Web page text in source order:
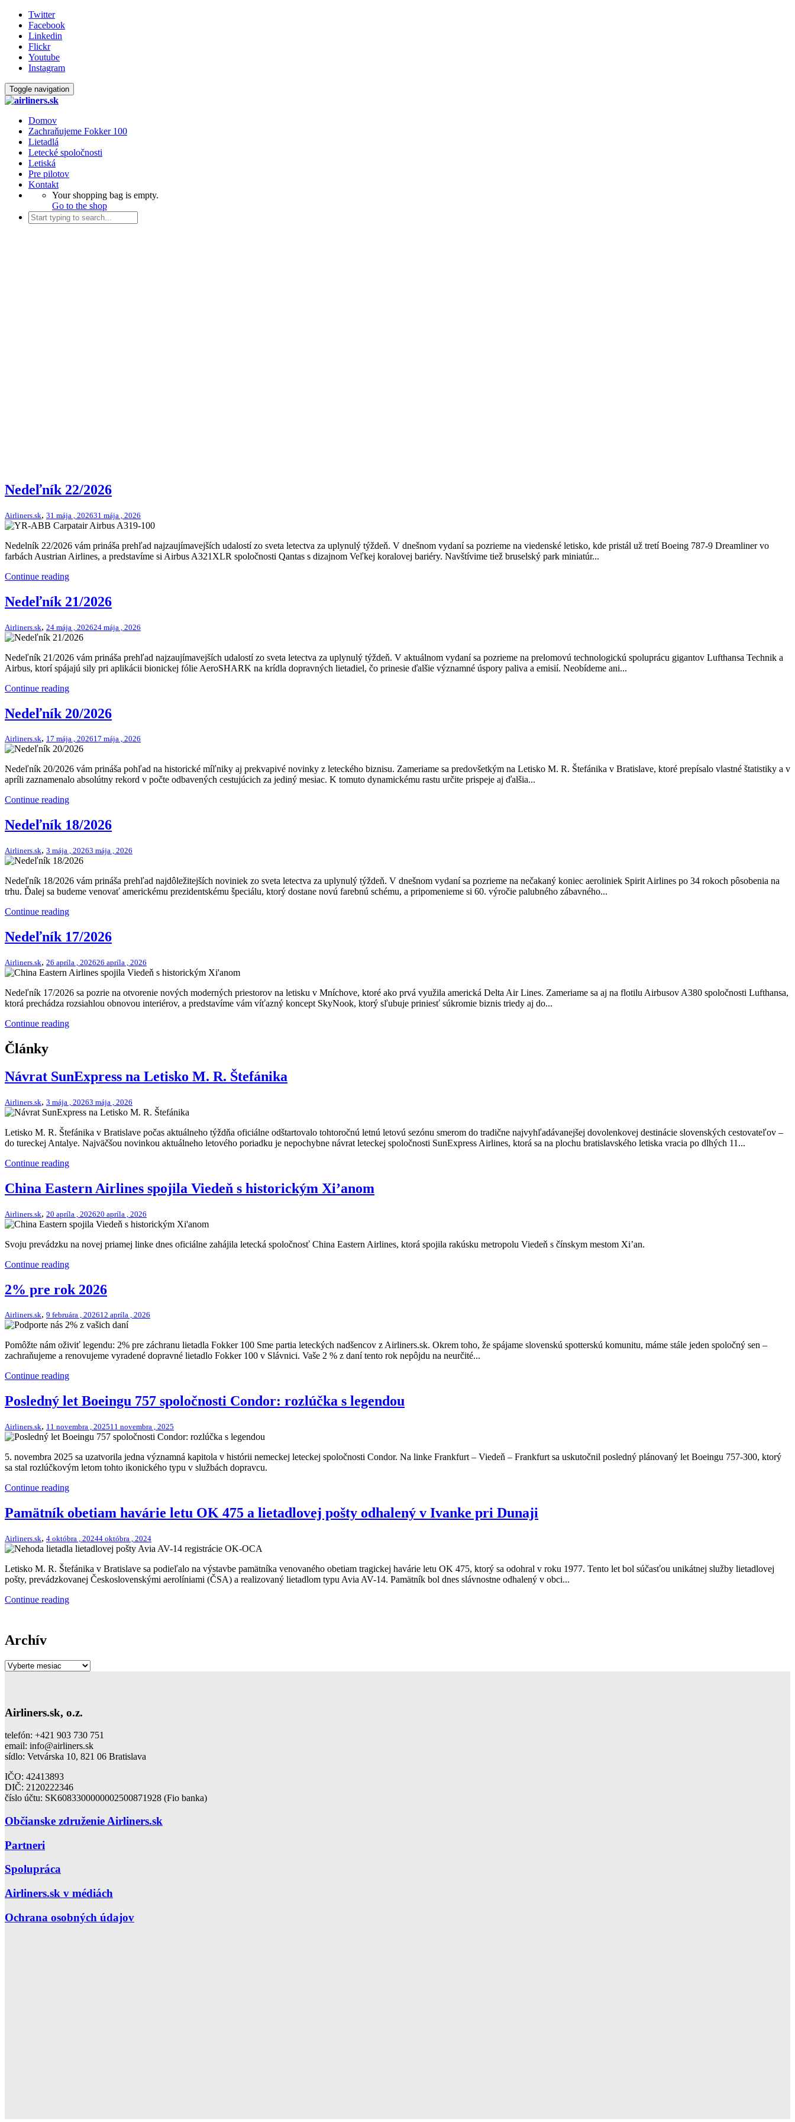
Twitter
Facebook
Linkedin
Flickr
Youtube
Instagram
Toggle navigation
Domov
Zachraňujeme Fokker 100
Lietadlá
Letecké spoločnosti
Letiská
Pre pilotov
Kontakt
Your shopping bag is empty.
Go to the shop
Nedeľník 22/2026
Airliners.sk, 31 mája , 202631 mája , 2026
Nedelník 22/2026 vám prináša prehľad najzaujímavejších udalostí zo sveta letectva za uplynulý týždeň. V dnešnom vydaní sa pozrieme na viedenské letisko, kde pristál už tretí Boeing 787-9 Dreamliner vo
farbách Austrian Airlines, a predstavíme si Airbus A321XLR spoločnosti Qantas s dizajnom Veľkej koralovej bariéry. Navštívime tiež bruselský park miniatúr...
Continue reading
Nedeľník 21/2026
Airliners.sk, 24 mája , 202624 mája , 2026
Nedeľník 21/2026 vám prináša prehľad najzaujímavejších udalostí zo sveta letectva za uplynulý týždeň. V aktuálnom vydaní sa pozrieme na prelomovú technologickú spoluprácu gigantov Lufthansa Technik a
Airbus, ktorí spájajú sily pri aplikácii bionickej fólie AeroSHARK na krídla dopravných lietadiel, čo prinesie ďalšie významné úspory paliva a emisií. Neobídeme ani...
Continue reading
Nedeľník 20/2026
Airliners.sk, 17 mája , 202617 mája , 2026
Nedeľník 20/2026 vám prináša pohľad na historické míľniky aj prekvapivé novinky z leteckého biznisu. Zameriame sa predovšetkým na Letisko M. R. Štefánika v Bratislave, ktoré prepísalo vlastné štatistiky a v
apríli zaznamenalo absolútny rekord v počte odbavených cestujúcich za jediný mesiac. K tomuto dynamickému rastu určite prispeje aj ďalšia...
Continue reading
Nedeľník 18/2026
Airliners.sk, 3 mája , 20263 mája , 2026
Nedeľník 18/2026 vám prináša prehľad najdôležitejších noviniek zo sveta letectva za uplynulý týždeň. V dnešnom vydaní sa pozrieme na nečakaný koniec aeroliniek Spirit Airlines po 34 rokoch pôsobenia na
trhu. Ďalej sa budeme venovať americkému prezidentskému špeciálu, ktorý dostane novú farebnú schému, a pripomenieme si 60. výročie palubného zábavného...
Continue reading
Nedeľník 17/2026
Airliners.sk, 26 apríla , 202626 apríla , 2026
Nedeľník 17/2026 sa pozrie na otvorenie nových moderných priestorov na letisku v Mníchove, ktoré ako prvá využila americká Delta Air Lines. Zameriame sa aj na flotilu Airbusov A380 spoločnosti Lufthansa,
ktorá prechádza rozsiahlou obnovou interiérov, a predstavíme vám víťazný koncept SkyNook, ktorý sľubuje priniesť súkromie biznis triedy aj do...
Continue reading
Články
Návrat SunExpress na Letisko M. R. Štefánika
Airliners.sk, 3 mája , 20263 mája , 2026
Letisko M. R. Štefánika v Bratislave počas aktuálneho týždňa oficiálne odštartovalo tohtoročnú letnú letovú sezónu smerom do tradične najvyhľadávanejšej dovolenkovej destinácie slovenských cestovateľov –
do tureckej Antalye. Najväčšou novinkou aktuálneho letového poriadku je nepochybne návrat leteckej spoločnosti SunExpress Airlines, ktorá sa na plochu bratislavského letiska vracia po dlhých 11...
Continue reading
China Eastern Airlines spojila Viedeň s historickým Xi’anom
Airliners.sk, 20 apríla , 202620 apríla , 2026
Svoju prevádzku na novej priamej linke dnes oficiálne zahájila letecká spoločnosť China Eastern Airlines, ktorá spojila rakúsku metropolu Viedeň s čínskym mestom Xi’an.
Continue reading
2% pre rok 2026
Airliners.sk, 9 februára , 202612 apríla , 2026
Pomôžte nám oživiť legendu: 2% pre záchranu lietadla Fokker 100 Sme partia leteckých nadšencov z Airliners.sk. Okrem toho, že spájame slovenskú spotterskú komunitu, máme stále jeden spoločný sen –
zachraňujeme a renovujeme vyradené dopravné lietadlo Fokker 100 v Slávnici. Vaše 2 % z daní tento rok nepôjdu na neurčité...
Continue reading
Posledný let Boeingu 757 spoločnosti Condor: rozlúčka s legendou
Airliners.sk, 11 novembra , 202511 novembra , 2025
5. novembra 2025 sa uzatvorila jedna významná kapitola v histórii nemeckej leteckej spoločnosti Condor. Na linke Frankfurt – Viedeň – Frankfurt sa uskutočnil posledný plánovaný let Boeingu 757-300, ktorý
sa stal rozlúčkovým letom tohto ikonického typu v službách dopravcu.
Continue reading
Pamätník obetiam havárie letu OK 475 a lietadlovej pošty odhalený v Ivanke pri Dunaji
Airliners.sk, 4 októbra , 20244 októbra , 2024
Letisko M. R. Štefánika v Bratislave sa podieľalo na výstavbe pamätníka venovaného obetiam tragickej havárie letu OK 475, ktorý sa odohral v roku 1977. Tento let bol súčasťou unikátnej služby lietadlovej
pošty, prevádzkovanej Československými aerolíniami (ČSA) a realizovaný lietadlom typu Avia AV-14. Pamätník bol dnes slávnostne odhalený v obci...
Continue reading
Archív
Archív
Airliners.sk, o.z.
telefón: +421 903 730 751
email: info@airliners.sk
sídlo: Vetvárska 10, 821 06 Bratislava
IČO: 42413893
DIČ: 2120222346
číslo účtu: SK6083300000002500871928 (Fio banka)
Občianske združenie Airliners.sk
Partneri
Spolupráca
Airliners.sk v médiách
Ochrana osobných údajov